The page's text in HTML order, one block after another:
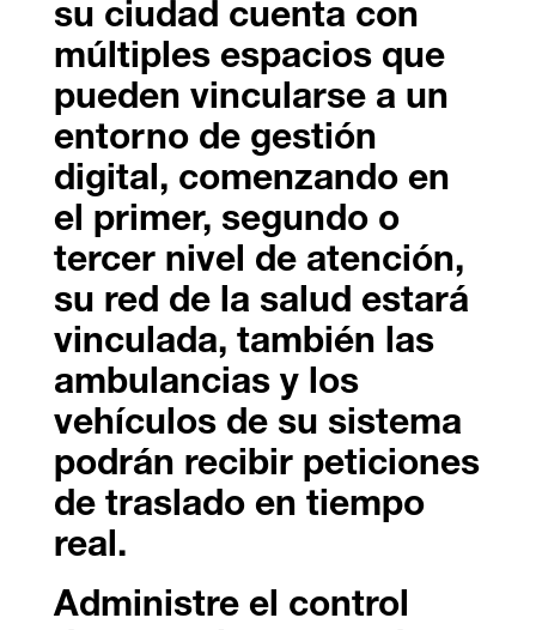
su ciudad cuenta con
múltiples espacios que
pueden vincularse a un
entorno de gestión
digital, comenzando en
el primer, segundo o
tercer nivel de atención,
su red de la salud estará
vinculada, también las
ambulancias y los
vehículos de su sistema
podrán recibir peticiones
de traslado en tiempo
real.
Administre el control